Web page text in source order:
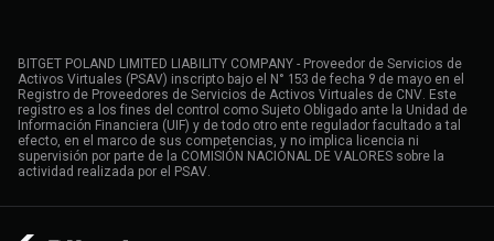
BITGET POLAND LIMITED LIABILITY COMPANY - Proveedor de Servicios de
Activos Virtuales (PSAV) inscripto bajo el N° 153 de fecha 9 de mayo en el
Registro de Proveedores de Servicios de Activos Virtuales de CNV. Este
registro es a los fines del control como Sujeto Obligado ante la Unidad de
Información Financiera (UIF) y de todo otro ente regulador facultado a tal
efecto, en el marco de sus competencias, y no implica licencia ni
supervisión por parte de la COMISIÓN NACIONAL DE VALORES sobre la
actividad realizada por el PSAV.